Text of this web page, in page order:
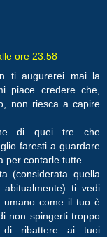
ore 23:58
ti augurerei mai la
piace credere che,
non riesca a capire
di quei tre che
faresti a guardare
per contarle tutte.
(considerata quella
ti vedi
umano come il tuo è
non spingerti troppo
di ribattere ai tuoi